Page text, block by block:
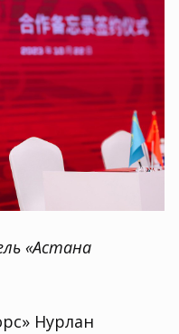
«Астана
Нурлан